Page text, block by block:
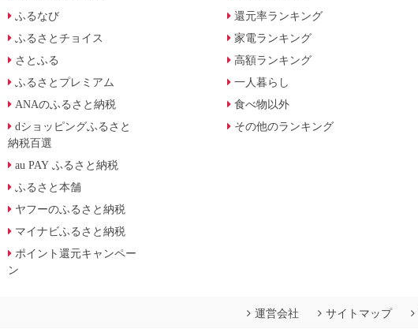
ふるなび
ふるさとチョイス
さとふる
ふるさとプレミアム
ANAのふるさと納税
dショッピングふるさと
納税百選
au PAY ふるさと納税
ふるさと本舗
ヤフーのふるさと納税
マイナビふるさと納税
ポイント還元キャンペー
ン
還元率ランキング
家電ランキング
高額ランキング
一人暮らし
食べ物以外
その他のランキング
運営会社 サイトマップ